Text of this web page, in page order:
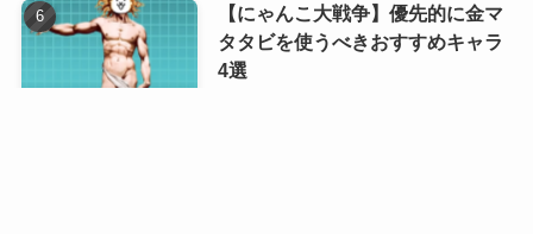
【にゃんこ大戦争】優先的に金マ
タタビを使うべきおすすめキャラ
4選